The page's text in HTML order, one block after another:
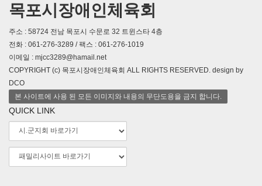
목포시장애인체육회
주소 : 58724 전남 목포시 수문로 32 트윈스타 4층
전화 : 061-276-3289 / 팩스 : 061-276-1019
이메일 : mjcc3289@hamail.net
COPYRIGHT (c) 목포시장애인체육회 ALL RIGHTS RESERVED. design by
DCO
본 사이트에 사용 된 모든 이미지와 내용의 무단도용을 금지 합니다.
QUICK LINK